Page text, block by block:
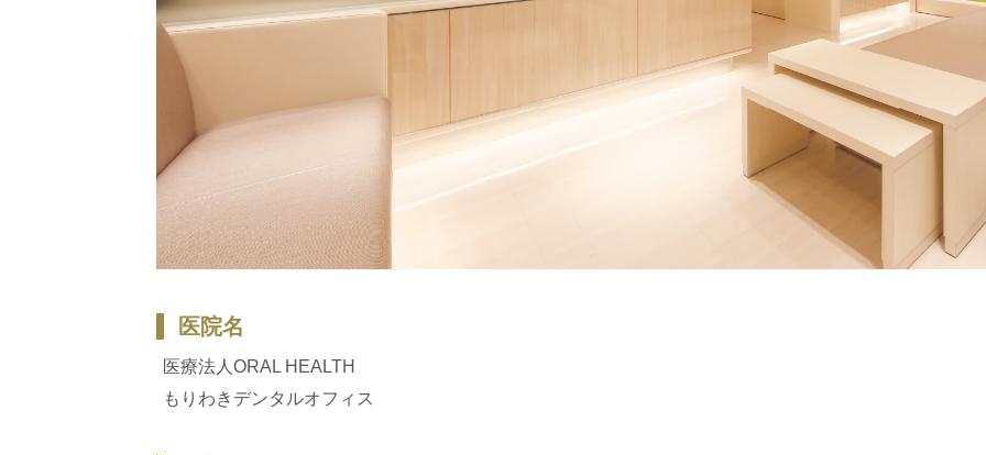
医院名
医療法人ORAL HEALTH
もりわきデンタルオフィス